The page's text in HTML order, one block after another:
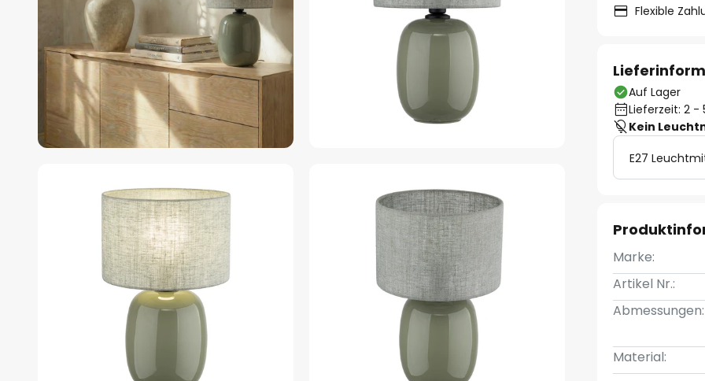
Flexible
Auf Lager
Lieferzeit: 2 -
Kein
E27
Marke:
Artikel Nr.:
Abmessungen:
Material: